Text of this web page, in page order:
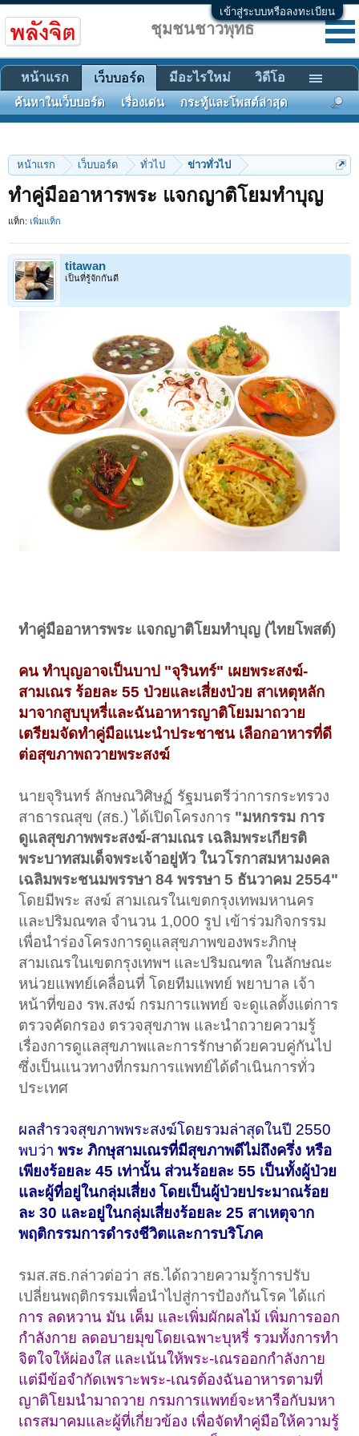
เข้าสู่ระบบหรือลงทะเบียน
หน้าแรก เว็บบอร์ด ทั่วไป ข่าวทั่วไป
ทำคู่มืออาหารพระ แจกญาติโยมทำบุญ
แท็ก: เพิ่มแท็ก
titawan
เป็นที่รู้จักกันดี
ทำคู่มืออาหารพระ แจกญาติโยมทำบุญ (ไทยโพสต์)
คน ทำบุญอาจเป็นบาป "จุรินทร์" เผยพระสงฆ์-
สามเณร ร้อยละ 55 ป่วยและเสี่ยงป่วย สาเหตุหลัก
มาจากสูบบุหรี่และฉันอาหารญาติโยมมาถวาย
เตรียมจัดทำคู่มือแนะนำประชาชน เลือกอาหารที่ดี
ต่อสุขภาพถวายพระสงฆ์
นายจุรินทร์ ลักษณวิศิษฏ์ รัฐมนตรีว่าการกระทรวง
สาธารณสุข (สธ.) ได้เปิดโครงการ "มหกรรม การ
ดูแลสุขภาพพระสงฆ์-สามเณร เฉลิมพระเกียรติ
พระบาทสมเด็จพระเจ้าอยู่หัว ในวโรกาสมหามงคล
เฉลิมพระชนมพรรษา 84 พรรษา 5 ธันวาคม 2554"
โดยมีพระ สงฆ์ สามเณรในเขตกรุงเทพมหานคร
และปริมณฑล จำนวน 1,000 รูป เข้าร่วมกิจกรรม
เพื่อนำร่องโครงการดูแลสุขภาพของพระภิกษุ
สามเณรในเขตกรุงเทพฯ และปริมณฑล ในลักษณะ
หน่วยแพทย์เคลื่อนที่ โดยทีมแพทย์ พยาบาล เจ้า
หน้าที่ของ รพ.สงฆ์ กรมการแพทย์ จะดูแลตั้งแต่การ
ตรวจคัดกรอง ตรวจสุขภาพ และนำถวายความรู้
เรื่องการดูแลสุขภาพและการรักษาด้วยควบคู่กันไป
ซึ่งเป็นแนวทางที่กรมการแพทย์ได้ดำเนินการทั่ว
ประเทศ
ผลสำรวจสุขภาพพระสงฆ์โดยรวมล่าสุดในปี 2550
พบว่าพระ ภิกษุสามเณรที่มีสุขภาพดีไม่ถึงครึ่ง หรือ
เพียงร้อยละ 45 เท่านั้น ส่วนร้อยละ 55 เป็นทั้งผู้ป่วย
และผู้ที่อยู่ในกลุ่มเสี่ยง โดยเป็นผู้ป่วยประมาณร้อย
ละ 30 และอยู่ในกลุ่มเสี่ยงร้อยละ 25 สาเหตุจาก
พฤติกรรมการดำรงชีวิตและการบริโภค
รมส.สธ.กล่าวต่อว่า สธ.ได้ถวายความรู้การปรับ
เปลี่ยนพฤติกรรมเพื่อนำไปสู่การป้องกันโรค ได้แก่
การ ลดหวาน มัน เค็ม และเพิ่มผักผลไม้ เพิ่มการออก
กำลังกาย ลดอบายมุขโดยเฉพาะบุหรี่ รวมทั้งการทำ
จิตใจให้ผ่องใส และเน้นให้พระ-เณรออกกำลังกาย
แต่มีข้อจำกัดเพราะพระ-เณรต้องฉันอาหารตามที่
ญาติโยมนำมาถวาย กรมการแพทย์จะหารือกับมหา
เถรสมาคมและผู้ที่เกี่ยวข้อง เพื่อจัดทำคู่มือให้ความรู้
ชุมชนชาวพุทธ
หน้าแรก เว็บบอร์ด
ค้นหาในเว็บบอร์ด เรื่องเด่น กระทู้และโพสต์ล่าสุด
มีอะไรใหม่ วิดีโอ